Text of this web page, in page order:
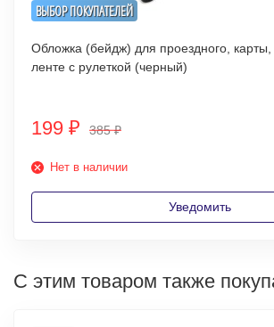
ВЫБОР ПОКУПАТЕЛЕЙ
Обложка (бейдж) для проездного, карты,
ленте с рулеткой (черный)
199 ₽ 385₽
Нет в наличии
Уведомить
С этим товаром также